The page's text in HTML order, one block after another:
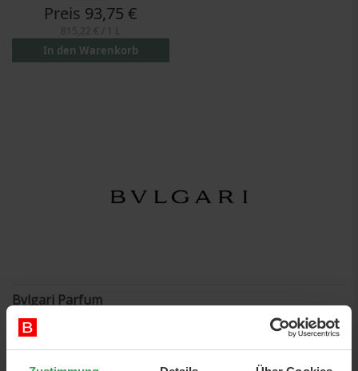
Preis 93,75 €
In den Warenkorb
Bvlgari Parfum
Fantastische und luxuriöse Parfums von Bvlgari, die hohe
Design und dekoriert überall dort, wo Sie sie zu Hause